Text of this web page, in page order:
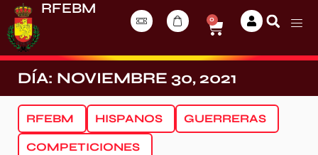
RFEBM
0
DÍA: NOVIEMBRE 30, 2021
RFEBM HISPANOS GUERRERAS
COMPETICIONES